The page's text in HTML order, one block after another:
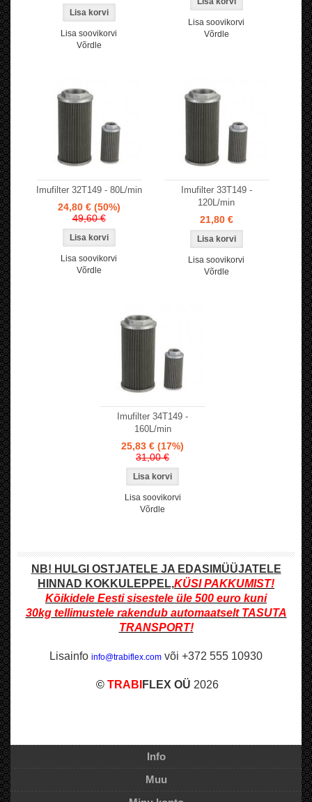
Lisa soovikorvi
Võrdle
Lisa soovikorvi
Võrdle
Imufilter 32T149 - 80L/min
24,80 € (50%)
49,60 €
Lisa soovikorvi
Võrdle
Imufilter 33T149 -
120L/min
21,80 €
Lisa soovikorvi
Võrdle
Imufilter 34T149 -
160L/min
25,83 € (17%)
31,00 €
Lisa soovikorvi
Võrdle
NB! HULGI OSTJATELE JA EDASIMÜÜJATELE
HINNAD KOKKULEPPEL,KÜSI PAKKUMIST!
Kõikidele Eesti sisestele üle 500 euro kuni
30kgtellimustele rakendub automaatselt TASUTA
TRANSPORT!
Lisainfo info@trabiflex.com või +372 555 10930
© TRABI FLEX OÜ 2026
Info
Muu